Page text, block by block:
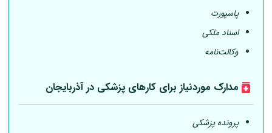
پاسپورت
اسناد ملکی
وکالت‌نامه
مدارک موردنیاز برای کارهای پزشکی در آذربایجان
پرونده پزشکی